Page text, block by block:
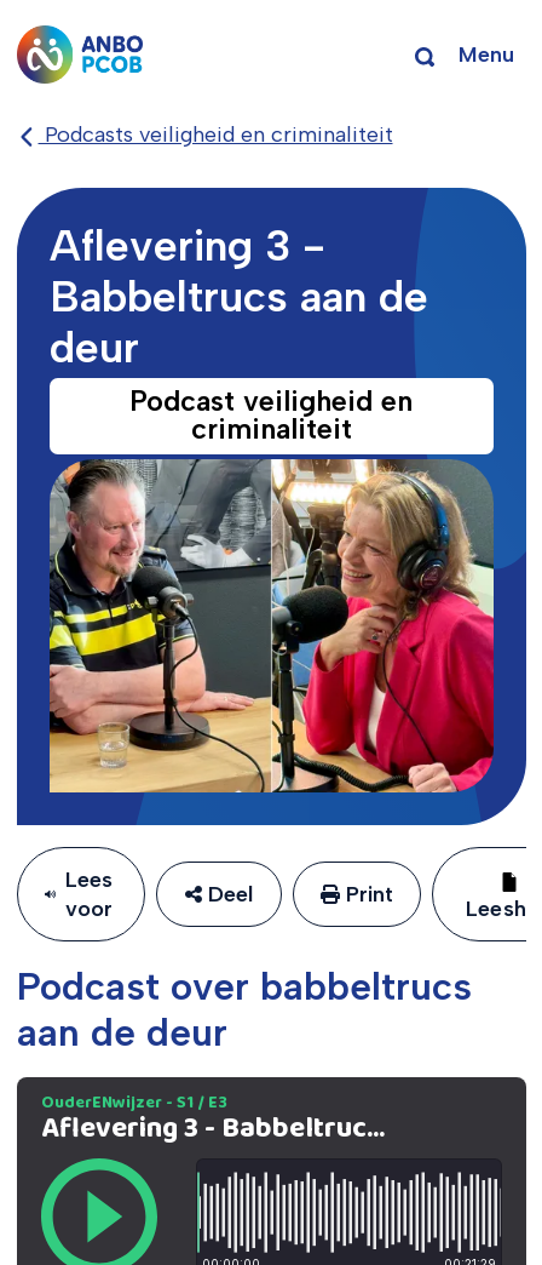
Menu
Podcasts veiligheid en criminaliteit
Aflevering 3 -
Babbeltrucs aan de
deur
Podcast veiligheid en
criminaliteit
Lees
voor
Deel Print
Podcast over babbeltrucs
aan de deur